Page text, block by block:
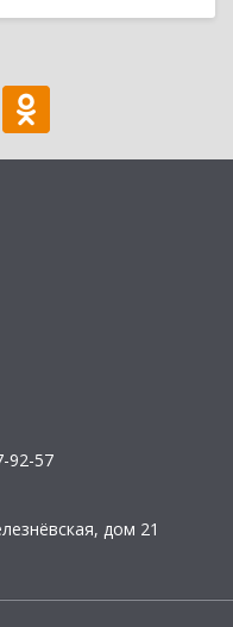
92-57
дом 21